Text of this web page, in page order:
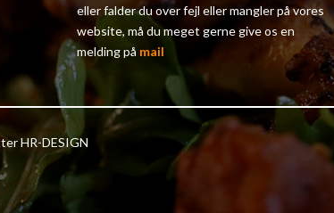
eller falder du over fejl eller mangler på vores
website, må du meget gerne give os en
melding på mail
HR-DESIGN